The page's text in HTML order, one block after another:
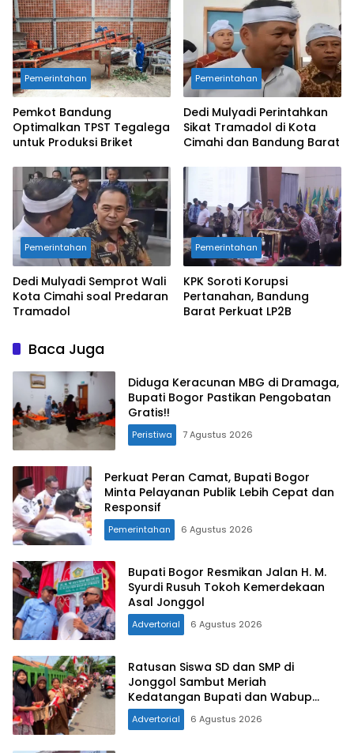
Pemerintahan
Pemkot Bandung
Optimalkan TPST Tegalega
untuk Produksi Briket
Pemerintahan
Dedi Mulyadi Perintahkan
Sikat Tramadol di Kota
Cimahi dan Bandung Barat
Pemerintahan
Dedi Mulyadi Semprot Wali
Kota Cimahi soal Predaran
Tramadol
Pemerintahan
KPK Soroti Korupsi
Pertanahan, Bandung
Barat Perkuat LP2B
Baca Juga
Diduga Keracunan MBG di Dramaga,
Bupati Bogor Pastikan Pengobatan
Gratis!!
Peristiwa 7 Agustus 2026
Perkuat Peran Camat, Bupati Bogor
Minta Pelayanan Publik Lebih Cepat dan
Responsif
Pemerintahan 6 Agustus 2026
Bupati Bogor Resmikan Jalan H. M.
Syurdi Rusuh Tokoh Kemerdekaan
Asal Jonggol
Advertorial 6 Agustus 2026
Ratusan Siswa SD dan SMP di
Jonggol Sambut Meriah
Kedatangan Bupati dan Wabup
Bogor
Advertorial 6 Agustus 2026